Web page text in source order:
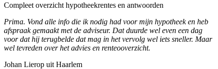
Compleet overzicht hypotheekrentes en antwoorden
Prima. Vond alle info die ik nodig had voor mijn hypotheek en heb
afspraak gemaakt met de adviseur. Dat duurde wel even een dag
voor dat hij terugbelde dat mag in het vervolg wel iets sneller. Maar
wel tevreden over het advies en renteooverzicht.
Johan Lierop uit Haarlem